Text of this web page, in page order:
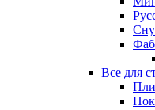
Все для